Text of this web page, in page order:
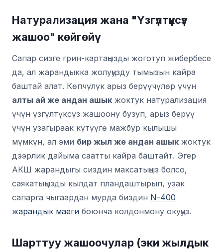
Натурализация жана "Үзгүлтүксүз
жашоо" көйгөйү
Сапар сизге грин-картаңызды жоготуп жибербесе
да, ал жарандыкка жолуңузду тымызын кайра
баштай алат. Көпчүлүк арыз берүүчүлөр үчүн
алты ай же андан ашык жоктук натурализация
үчүн үзгүлтүксүз жашоону бузуп, арыз берүү
үчүн узагыраак күтүүгө мажбур кылышы
мүмкүн, ал эми бир жыл же андан ашык жоктук
дээрлик дайыма саатты кайра баштайт. Эгер
АКШ жарандыгы сиздин максатыңыз болсо,
саякатыңызды кылдат пландаштырып, узак
сапарга чыгаардан мурда биздин N-400
жарандык маеги боюнча колдонмону окуңуз.
Шарттуу жашоочулар (эки жылдык